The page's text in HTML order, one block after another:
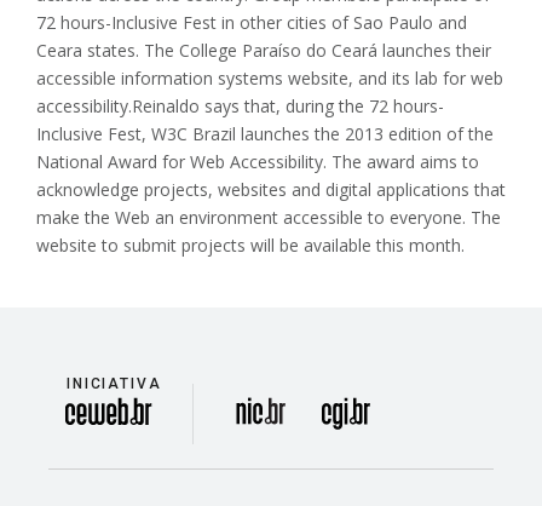
72 hours-Inclusive Fest in other cities of Sao Paulo and
Ceara states. The College Paraíso do Ceará launches their
accessible information systems website, and its lab for web
accessibility.Reinaldo says that, during the 72 hours-
Inclusive Fest, W3C Brazil launches the 2013 edition of the
National Award for Web Accessibility. The award aims to
acknowledge projects, websites and digital applications that
make the Web an environment accessible to everyone. The
website to submit projects will be available this month.
INICIATIVA
divisão